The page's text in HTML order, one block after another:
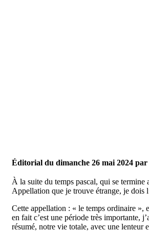
Éditorial du dimanche 26 mai 2024
À la suite du temps pascal, qui se
Appellation que je trouve étrange, je dois
Cette appellation : « le temps ordinaire »,
en fait c’est une période très importante,
résumé, notre vie totale, avec une lenteur